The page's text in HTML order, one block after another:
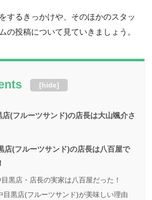
するきっかけや、そのほかのスタッ
の投稿について見ていきましょう。
[hide]
店(フルーツサンド)の店長は大山颯介さ
店(フルーツサンド)の店長は八百屋で
黒店・店長の実家は八百屋だった！
目黒店(フルーツサンド)が美味しい理由